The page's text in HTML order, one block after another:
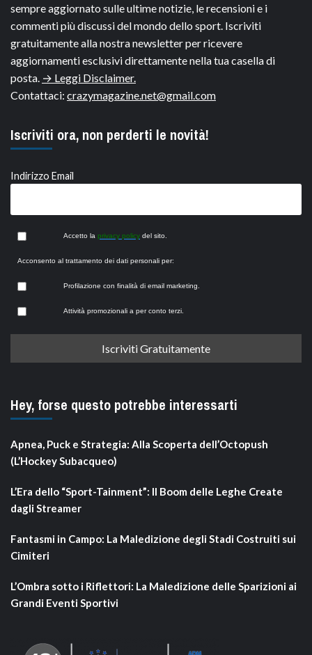
sempre aggiornato sulle ultime notizie, le recensioni e i
commenti più discussi del mondo dello sport. Iscriviti
gratuitamente alla nostra newsletter per ricevere
aggiornamenti esclusivi direttamente nella tua casella di
posta. → Leggi Disclaimer.
Contattaci: crazymagazine.net@gmail.com
Iscriviti ora, non perderti le novità!
Indirizzo Email
Accetto la privacy policy del sito.
Acconsento al trattamento dei dati personali per:
Profilazione con finalità di email marketing.
Attività promozionali a per conto terzi.
Hey, forse questo potrebbe interessarti
Apnea, Puck e Strategia: Alla Scoperta dell’Octopush
(L’Hockey Subacqueo)
L’Era dello “Sport-Tainment”: Il Boom delle Leghe Create
dagli Streamer
Fantasmi in Campo: La Maledizione degli Stadi Costruiti sui
Cimiteri
L’Ombra sotto i Riflettori: La Maledizione delle Sparizioni ai
Grandi Eventi Sportivi